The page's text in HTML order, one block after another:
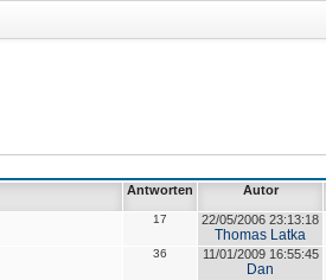
Antworten Autor
17 22/05/2006 23:13:18
Thomas Latka
36 11/01/2009 16:55:45
Dan